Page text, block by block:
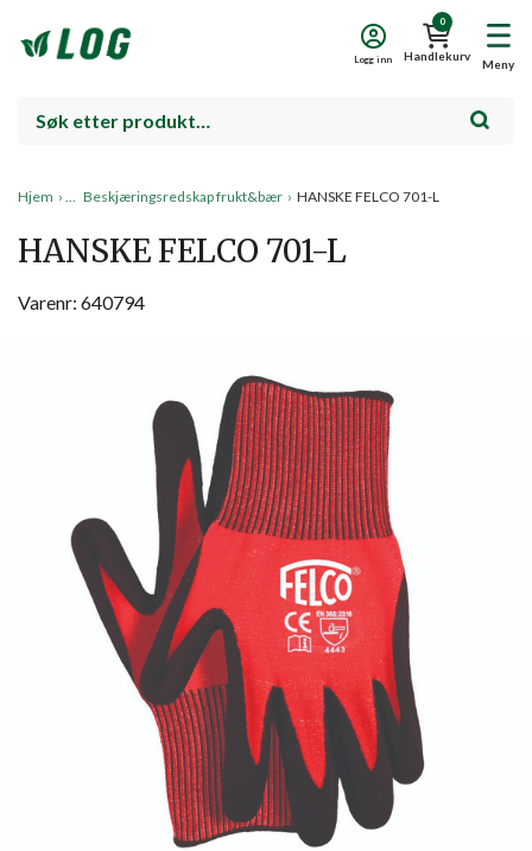
Meny
0
Handlekurv
Logg inn
Hjem › Beskjæringsredskap frukt&bær › HANSKE FELCO 701-L
HANSKE FELCO 701-L
Varenr: 640794